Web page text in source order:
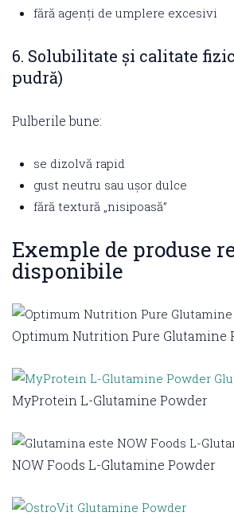
fără agenți de umplere excesivi
6. Solubilitate și calitate
pudră)
Pulberile bune:
se dizolvă rapid
gust neutru sau ușor dulce
fără textură „nisipoasă”
Exemple de produse
disponibile
Optimum Nutrition Pure Glutamine
MyProtein L-Glutamine Powder
NOW Foods L-Glutamine Powder